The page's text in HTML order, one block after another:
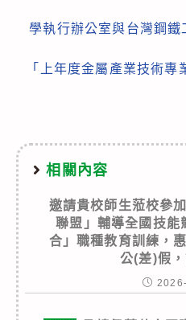
學執行辦公室與台灣鋼
「上年度金屬產業技術
相關內容
邀請貴校師生蒞校參
聯盟」輔導全國技能
合」職種教育訓練，
公(差)假，